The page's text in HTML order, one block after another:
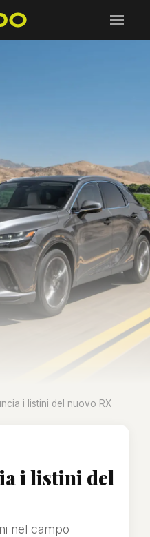
i listini del nuovo RX
i listini del
nel campo